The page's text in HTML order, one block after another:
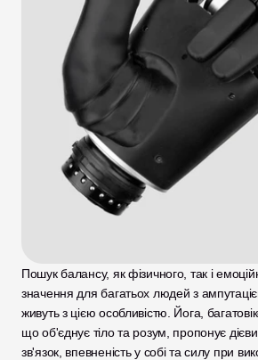
Пошук балансу, як фізичного, так і
значення для багатьох людей з
живуть з цією особливістю. Йога,
що об'єднує тіло та розум, пропонує